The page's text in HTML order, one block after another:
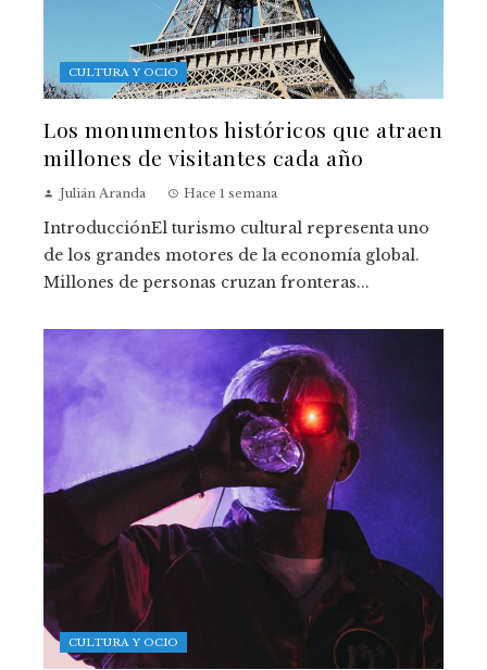
CULTURA Y OCIO
Los monumentos históricos que atraen
millones de visitantes cada año
Julián Aranda Hace 1 semana
IntroducciónEl turismo cultural representa uno
de los grandes motores de la economía global.
Millones de personas cruzan fronteras...
CULTURA Y OCIO